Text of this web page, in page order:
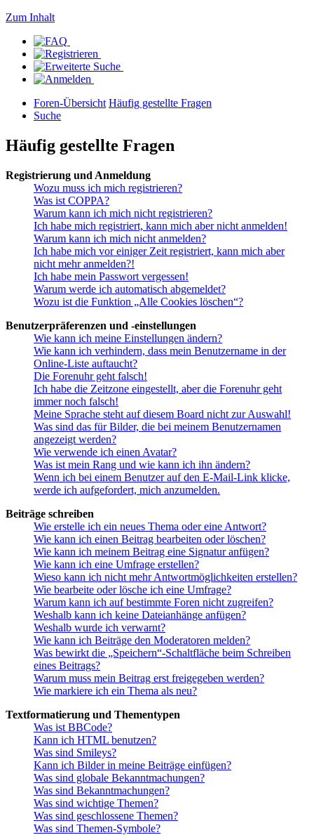
Zum Inhalt
Foren-Übersicht Häufig gestellte Fragen
Suche
Häufig gestellte Fragen
Registrierung und Anmeldung
Wozu muss ich mich registrieren?
Was ist COPPA?
Warum kann ich mich nicht registrieren?
Ich habe mich registriert, kann mich aber nicht anmelden!
Warum kann ich mich nicht anmelden?
Ich habe mich vor einiger Zeit registriert, kann mich aber
nicht mehr anmelden?!
Ich habe mein Passwort vergessen!
Warum werde ich automatisch abgemeldet?
Wozu ist die Funktion „Alle Cookies löschen“?
Benutzerpräferenzen und -einstellungen
Wie kann ich meine Einstellungen ändern?
Wie kann ich verhindern, dass mein Benutzername in der
Online-Liste auftaucht?
Die Forenuhr geht falsch!
Ich habe die Zeitzone eingestellt, aber die Forenuhr geht
immer noch falsch!
Meine Sprache steht auf diesem Board nicht zur Auswahl!
Was sind das für Bilder, die bei meinem Benutzernamen
angezeigt werden?
Wie verwende ich einen Avatar?
Was ist mein Rang und wie kann ich ihn ändern?
Wenn ich bei einem Benutzer auf den E-Mail-Link klicke,
werde ich aufgefordert, mich anzumelden.
Beiträge schreiben
Wie erstelle ich ein neues Thema oder eine Antwort?
Wie kann ich einen Beitrag bearbeiten oder löschen?
Wie kann ich meinem Beitrag eine Signatur anfügen?
Wie kann ich eine Umfrage erstellen?
Wieso kann ich nicht mehr Antwortmöglichkeiten erstellen?
Wie bearbeite oder lösche ich eine Umfrage?
Warum kann ich auf bestimmte Foren nicht zugreifen?
Weshalb kann ich keine Dateianhänge anfügen?
Weshalb wurde ich verwarnt?
Wie kann ich Beiträge den Moderatoren melden?
Was bewirkt die „Speichern“-Schaltfläche beim Schreiben
eines Beitrags?
Warum muss mein Beitrag erst freigegeben werden?
Wie markiere ich ein Thema als neu?
Textformatierung und Thementypen
Was ist BBCode?
Kann ich HTML benutzen?
Was sind Smileys?
Kann ich Bilder in meine Beiträge einfügen?
Was sind globale Bekanntmachungen?
Was sind Bekanntmachungen?
Was sind wichtige Themen?
Was sind geschlossene Themen?
Was sind Themen-Symbole?